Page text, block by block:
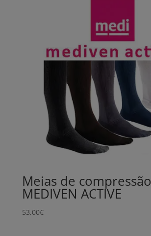
Meias de compressão
MEDIVEN ACTIVE
53,00€